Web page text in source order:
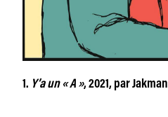
1. Y’a un « A », 2021, par Jakman